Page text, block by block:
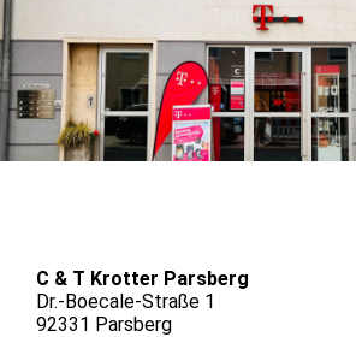
C & T Krotter Parsberg
Dr.-Boecale-Straße 1
92331 Parsberg